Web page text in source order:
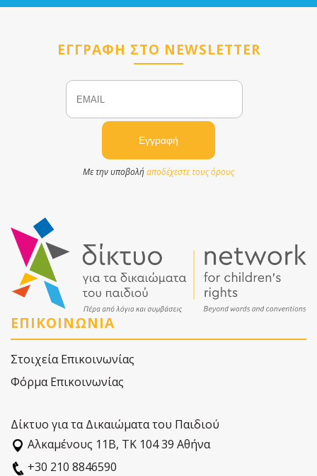
ΕΓΓΡΑΦΗ ΣΤΟ NEWSLETTER
Email
Με την υποβολήαποδέχεστε τους όρους
ΕΠΙΚΟΙΝΩΝΙΑ
Στοιχεία Επικοινωνίας
Φόρμα Επικοινωνίας
Δίκτυο για τα Δικαιώματα του Παιδιού
Αλκαµένους 11Β, ΤΚ 104 39 Αθήνα
+30 210 8846590